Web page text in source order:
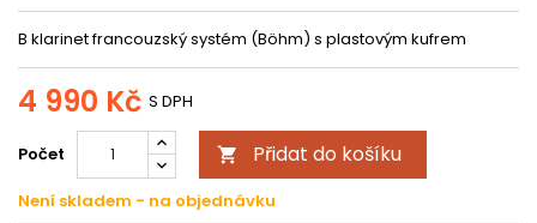
B klarinet francouzský systém (Böhm) s plastovým kufrem
4 990 Kč S DPH
Počet  Přidat do košíku
Není skladem - na objednávku